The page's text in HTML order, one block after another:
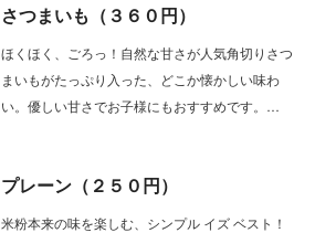
さつまいも（３６０円）
ほくほく、ごろっ！自然な甘さが人気角切りさつ
まいもがたっぷり入った、どこか懐かしい味わ
い。優しい甘さでお子様にもおすすめです。…
プレーン（２５０円）
米粉本来の味を楽しむ、シンプル イズ ベスト！